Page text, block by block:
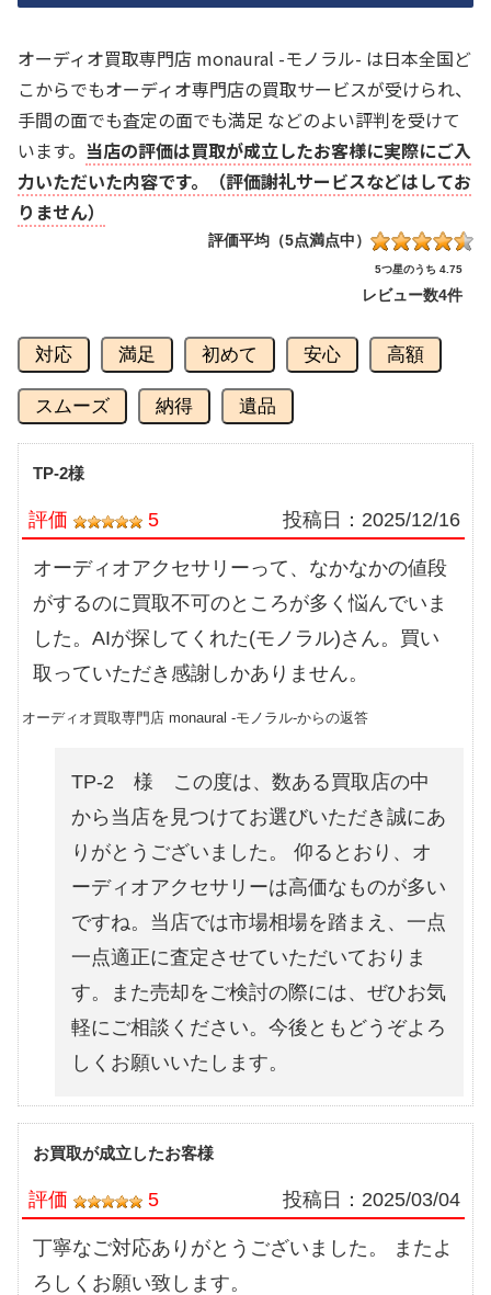
オーディオ買取専門店 monaural -モノラル- は日本全国ど
こからでもオーディオ専門店の買取サービスが受けられ、
手間の面でも査定の面でも満足 などのよい評判を受けて
います。 当店の評価は買取が成立したお客様に実際にご入
力いただいた内容です。（評価謝礼サービスなどはしてお
りません）
評価平均（5点満点中）
5つ星のうち 4.75
レビュー数4件
対応 満足 初めて 安心 高額
スムーズ 納得 遺品
TP-2様
評価 5 投稿日： 2025/12/16
オーディオアクセサリーって、なかなかの値段
がするのに買取不可のところが多く悩んでいま
した。AIが探してくれた(モノラル)さん。買い
取っていただき感謝しかありません。
オーディオ買取専門店 monaural -モノラル-からの返答
TP-2 様 この度は、数ある買取店の中
から当店を見つけてお選びいただき誠にあ
りがとうございました。 仰るとおり、オ
ーディオアクセサリーは高価なものが多い
ですね。当店では市場相場を踏まえ、一点
一点適正に査定させていただいておりま
す。また売却をご検討の際には、ぜひお気
軽にご相談ください。今後ともどうぞよろ
しくお願いいたします。
お買取が成立したお客様
評価 5 投稿日： 2025/03/04
丁寧なご対応ありがとうございました。 またよ
ろしくお願い致します。